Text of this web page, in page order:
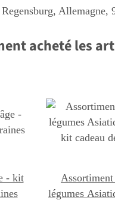
acheté les
- kit
Assortiment
légumes